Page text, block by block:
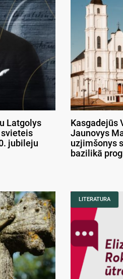
Latgolys
svieteis
jubileju
Kasgadejūs
Jaunovys
uzjimšonys
bazilikā
LITERATURA